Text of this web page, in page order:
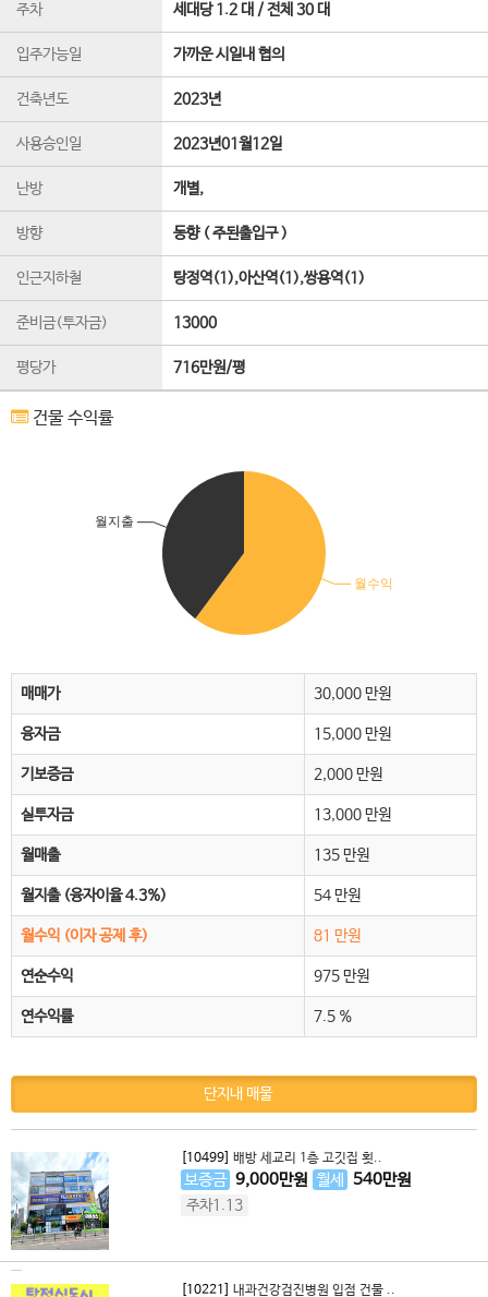
주차 세대당 1.2 대 / 전체 30 대
입주가능일 가까운 시일내 협의
건축년도 2023년
사용승인일 2023년01월12일
난방 개별,
방향 동향 ( 주된출입구 )
인근지하철 탕정역(1),아산역(1),쌍용역(1)
준비금(투자금) 13000
평당가 716만원/평
건물 수익률
매매가 30,000 만원
융자금 15,000 만원
기보증금 2,000 만원
실투자금 13,000 만원
월매출 135 만원
월지출 (융자이율 4.3%) 54 만원
월수익 (이자 공제 후) 81 만원
연순수익 975 만원
연수익률 7.5 %
단지내 매물
[10499] 배방 세교리 1층 고깃집 횟..
보증금 9,000만원 월세 540만원
주차1.13
[10221] 내과건강검진병원 입점 건물 ..